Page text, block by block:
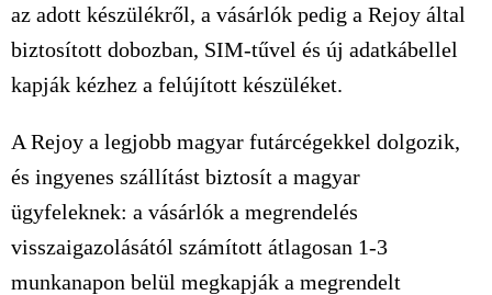
az adott készülékről, a vásárlók pedig a Rejoy által
biztosított dobozban, SIM-tűvel és új adatkábellel
kapják kézhez a felújított készüléket.
A Rejoy a legjobb magyar futárcégekkel dolgozik,
és ingyenes szállítást biztosít a magyar
ügyfeleknek: a vásárlók a megrendelés
visszaigazolásától számított átlagosan 1-3
munkanapon belül megkapják a megrendelt